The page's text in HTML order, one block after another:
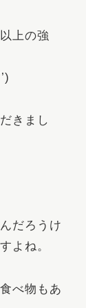
上の強
きまし
だろうけ
よね。
べ物もあ